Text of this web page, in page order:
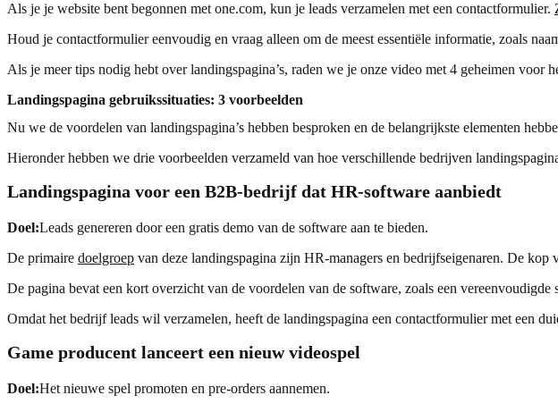
Als je je website bent begonnen met one.com, kun je leads verzamelen met een contactformulier.
Houd je contactformulier eenvoudig en vraag alleen om de meest essentiële informatie, zoals
Als je meer tips nodig hebt over landingspagina’s, raden we je onze video met 4 geheimen voor
Landingspagina gebruikssituaties: 3 voorbeelden
Nu we de voordelen van landingspagina’s hebben besproken en de belangrijkste elementen
Hieronder hebben we drie voorbeelden verzameld van hoe verschillende bedrijven
Landingspagina voor een B2B-bedrijf dat HR-software aanbiedt
Doel:Leads genereren door een gratis demo van de software aan te bieden.
De primaire doelgroep van deze landingspagina zijn HR-managers en bedrijfseigenaren. De kop
De pagina bevat een kort overzicht van de voordelen van de software, zoals een vereenvoudigde
Omdat het bedrijf leads wil verzamelen, heeft de landingspagina een contactformulier met een
Game producent lanceert een nieuw videospel
Doel:Het nieuwe spel promoten en pre-orders aannemen.